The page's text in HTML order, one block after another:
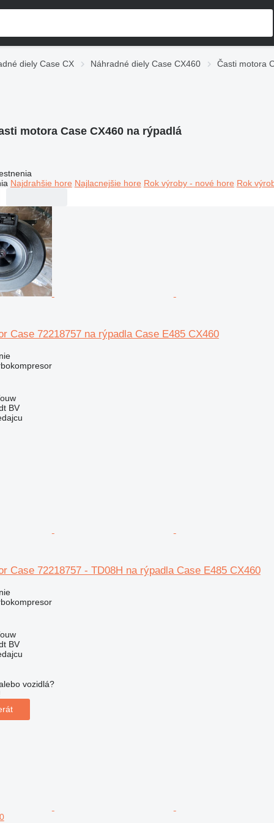
diely Case CX Náhradné diely Case CX460 Časti motora
motora Case CX460 na rýpadlá
Najdrahšie hore Najlacnejšie hore Rok výroby - nové hore Rok
Case 72218757 na rýpadla Case E485 CX460
BV
Case 72218757 - TD08H na rýpadla Case E485 CX460
BV
vozidlá?